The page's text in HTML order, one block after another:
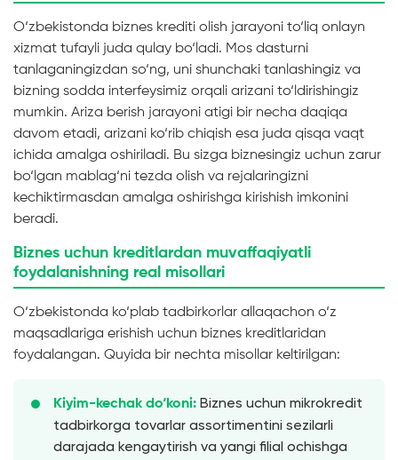
O‘zbekistonda biznes krediti olish jarayoni to‘liq onlayn
xizmat tufayli juda qulay bo‘ladi. Mos dasturni
tanlaganingizdan so‘ng, uni shunchaki tanlashingiz va
bizning sodda interfeysimiz orqali arizani to‘ldirishingiz
mumkin. Ariza berish jarayoni atigi bir necha daqiqa
davom etadi, arizani ko‘rib chiqish esa juda qisqa vaqt
ichida amalga oshiriladi. Bu sizga biznesingiz uchun zarur
bo‘lgan mablag‘ni tezda olish va rejalaringizni
kechiktirmasdan amalga oshirishga kirishish imkonini
beradi.
Biznes uchun kreditlardan muvaffaqiyatli
foydalanishning real misollari
O‘zbekistonda ko‘plab tadbirkorlar allaqachon o‘z
maqsadlariga erishish uchun biznes kreditlaridan
foydalangan. Quyida bir nechta misollar keltirilgan:
Kiyim-kechak do‘koni: Biznes uchun mikrokredit
tadbirkorga tovarlar assortimentini sezilarli
darajada kengaytirish va yangi filial ochishga